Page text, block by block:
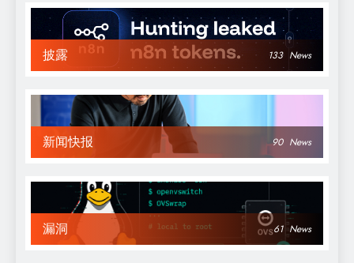
披露 133 News
新闻快报 90 News
漏洞 61 News